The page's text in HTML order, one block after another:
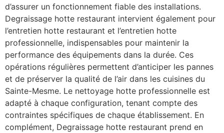
d’assurer un fonctionnement fiable des installations.
Degraissage hotte restaurant intervient également pour
l’entretien hotte restaurant et l’entretien hotte
professionnelle, indispensables pour maintenir la
performance des équipements dans la durée. Ces
opérations régulières permettent d’anticiper les pannes
et de préserver la qualité de l’air dans les cuisines du
Sainte-Mesme. Le nettoyage hotte professionnelle est
adapté à chaque configuration, tenant compte des
contraintes spécifiques de chaque établissement. En
complément, Degraissage hotte restaurant prend en